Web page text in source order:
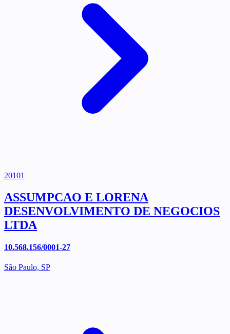
20101
ASSUMPCAO E LORENA
DESENVOLVIMENTO DE NEGOCIOS
LTDA
10.568.156/0001-27
São Paulo, SP